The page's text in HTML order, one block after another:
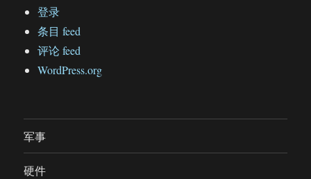
登录
条目 feed
评论 feed
WordPress.org
军事
硬件